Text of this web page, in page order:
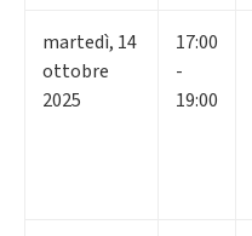
martedì, 14
ottobre
2025
17:00
-
19:00